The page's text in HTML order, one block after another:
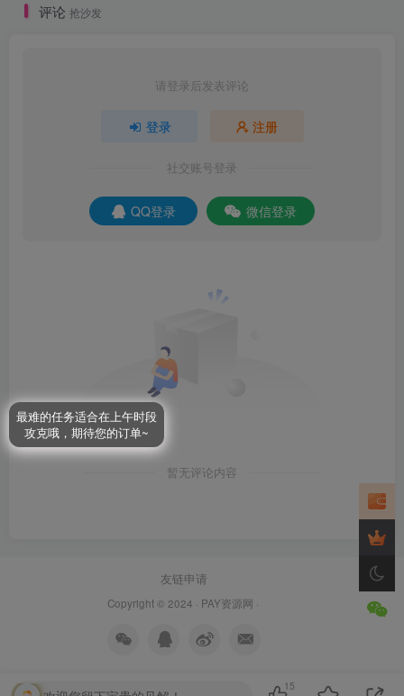
评论 抢沙发
请登录后发表评论
登录 注册
社交账号登录
QQ登录 微信登录
暂无评论内容
友链申请
Copyright © 2024 · PAY资源网 ·
最难的任务适合在上午时段
攻克哦，期待您的订单~
15